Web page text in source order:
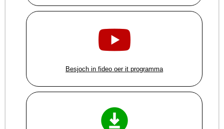
Besjoch in fideo oer it programma